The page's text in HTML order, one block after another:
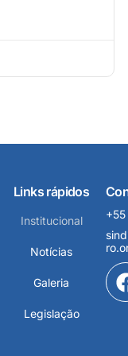
Links rápidos
Institucional
Notícias
Galeria
Legislação